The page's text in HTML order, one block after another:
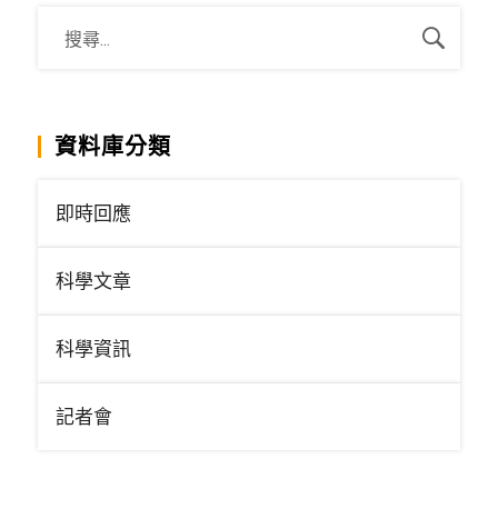
資料庫分類
即時回應
科學文章
科學資訊
記者會